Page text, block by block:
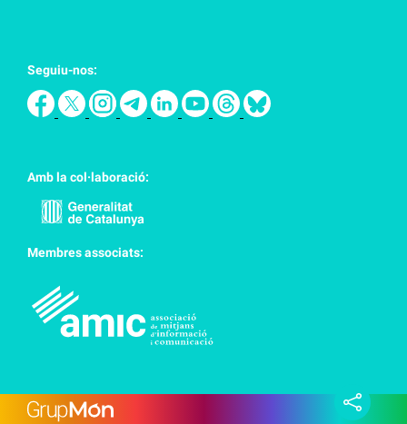
Seguiu-nos:
Amb la col·laboració:
Membres associats: